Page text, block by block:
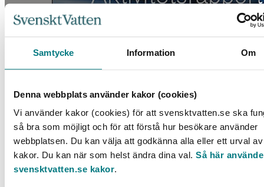
Samtycke Information Om
Denna webbplats använder kakor (cookies)
Vi använder kakor (cookies) för att svensktvatten.se ska
så bra som möjligt och för att förstå hur besökare använder
webbplatsen. Du kan välja att godkänna alla eller ett urval av
kakor. Du kan när som helst ändra dina val. Så här
svensktvatten.se kakor.
2013 – augusti 2014
LÄS MER